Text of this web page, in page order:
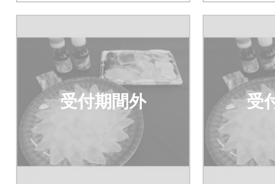
受付期間外 受